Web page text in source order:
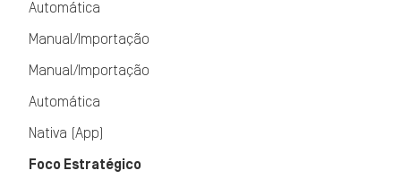
Automática
Manual/Importação
Manual/Importação
Automática
Nativa (App)
Foco Estratégico